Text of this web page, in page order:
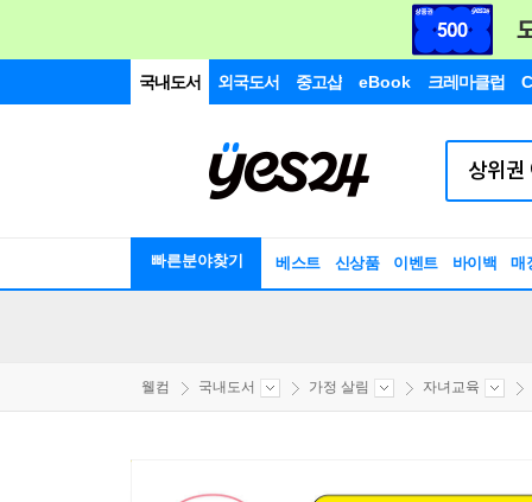
국내도서 외국도서 중고샵 eBook 크레마클럽
빠른분야찾기 베스트 신상품 이벤트 바이백 매
웰컴 국내도서 가정 살림 자녀교육